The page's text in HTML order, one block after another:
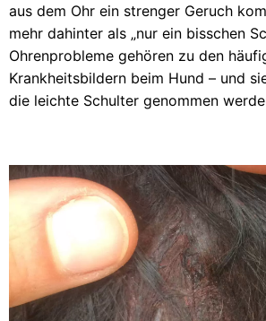
aus dem Ohr ein strenger Geruch
mehr dahinter als „nur ein bisschen
Ohrenprobleme gehören zu den
Krankheitsbildern beim Hund – und
die leichte Schulter genommen